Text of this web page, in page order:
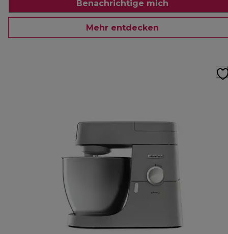
Benachrichtige mich
Mehr entdecken